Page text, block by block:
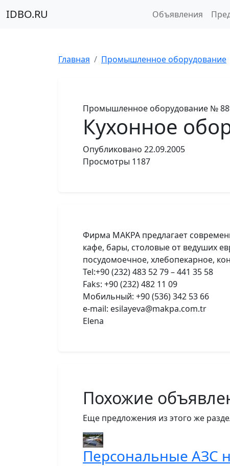
IDBO.RU Объявления
Главная Промышленное оборудование
Промышленное оборудование №
Кухонное
Опубликовано 22.09.2005
Просмотры 1187
Фирма MAKPA предлагает
кафе, бары, столовые от ведуших
посудомоечное, хлебопекарное,
Tel:+90 (232) 483 52 79 – 441 35 58
Faks: +90 (232) 482 11 09
Мобильный: +90 (536) 342 53 66
e-mail: esilayeva@makpa.com.tr
Elena
Похожие
Еще предложения из этого же
Персональные АЗС